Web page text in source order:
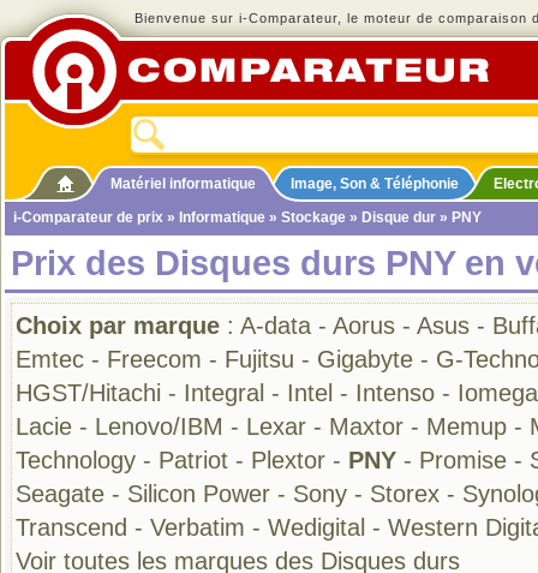
Bienvenue sur i-Comparateur, le moteur de comparaison
Matériel informatique Image, Son & Téléphonie
i-Comparateur de prix » Informatique » Stockage » Disque dur » PNY
Prix des Disques durs PNY en
Choix par marque : A-data - Aorus - Asus -
Emtec - Freecom - Fujitsu - Gigabyte - G-
HGST/Hitachi - Integral - Intel - Intenso - Iomega
Lacie - Lenovo/IBM - Lexar - Maxtor - Memup -
Technology - Patriot - Plextor - PNY - Promise -
Seagate - Silicon Power - Sony - Storex -
Transcend - Verbatim - Wedigital - Western
Voir toutes les marques des Disques durs